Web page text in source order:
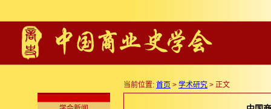
当前位置: 首页 > 学术研究 > 正文